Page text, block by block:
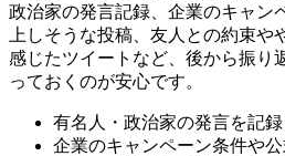
政治家の発言記録、企業のキャン
上しそうな投稿、友人との約束や
感じたツイートなど、後から振り
っておくのが安心です。
有名人・政治家の発言を記
企業のキャンペーン条件や